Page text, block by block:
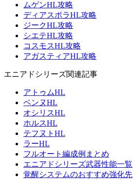
ムゲンHL攻略
ディアスポラHL攻略
ジークHL攻略
シエテHL攻略
コスモスHL攻略
アガスティアHL攻略
エニアドシリーズ関連記事
アトゥムHL
ベンヌHL
オシリスHL
ホルスHL
テフヌトHL
ラーHL
フルオート編成例まとめ
エニアドシリーズ武器性能一覧
覚醒システムのおすすめ強化先